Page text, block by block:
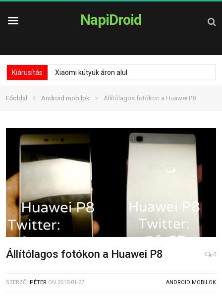
NapiDroid
Kiárusítás Xiaomi kütyük áron alul
Főoldal » Android mobilok » Állítólagos fotókon a Huawei P8
Állítólagos fotókon a Huawei P8 0
SZERZŐ: PÉTER ON 2015-01-27 ANDROID MOBILOK